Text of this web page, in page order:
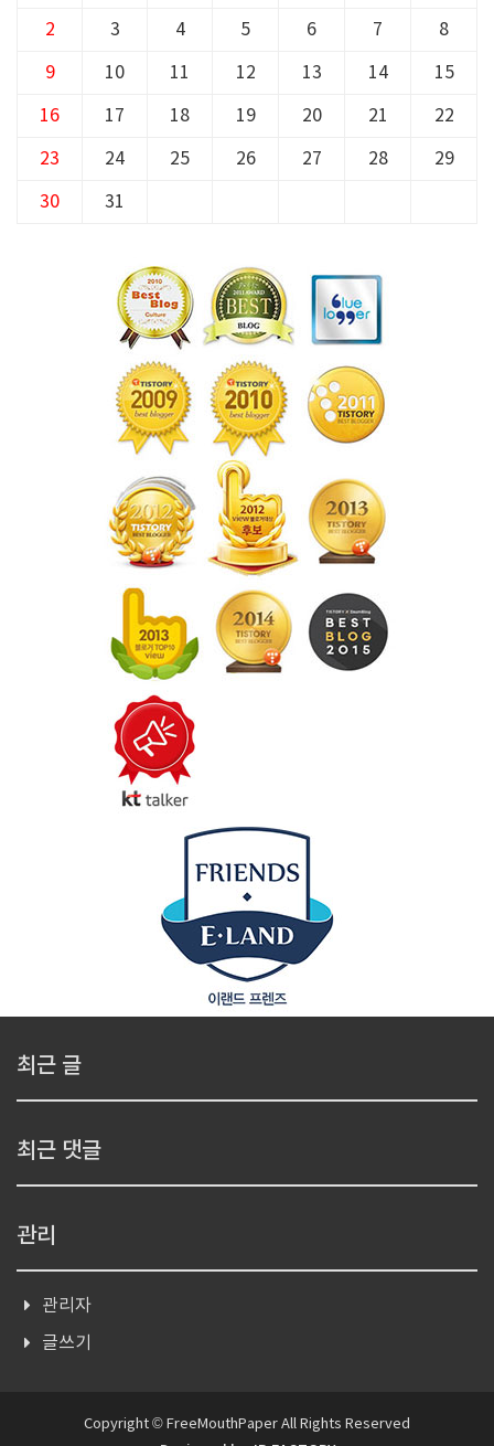
2 3 4 5 6 7 8
9 10 11 12 13 14 15
16 17 18 19 20 21 22
23 24 25 26 27 28 29
30 31
최근 글
최근 댓글
관리
관리자
글쓰기
Copyright © FreeMouthPaper All Rights Reserved